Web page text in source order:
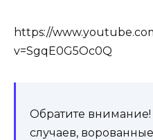
https://
v=SgqE0G5Oc0Q
Обратите
случаев,